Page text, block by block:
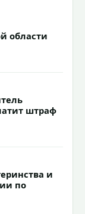
области
штраф
и
по